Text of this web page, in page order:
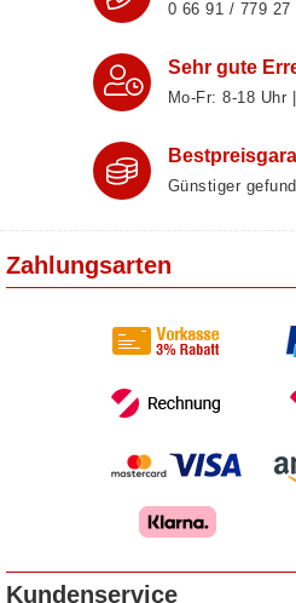
0 66 91 / 779 27
Sehr gute
Mo-Fr: 8‑18 Uhr
Günstiger
Zahlungsarten
Kundenservice